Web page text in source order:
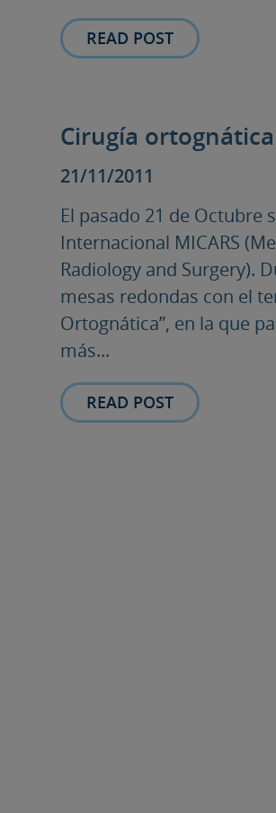
READ POST
Cirugía
21/11/2011
El pasado 21 de Octubre
Internacional MICARS
Radiology and Surgery).
mesas redondas con el
Ortognática”, en la que
más...
READ POST